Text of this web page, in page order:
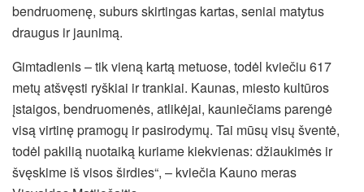
bendruomenę, suburs skirtingas kartas, seniai matytus
draugus ir jaunimą.
Gimtadienis – tik vieną kartą metuose, todėl kviečiu 617
metų atšvęsti ryškiai ir trankiai. Kaunas, miesto kultūros
įstaigos, bendruomenės, atlikėjai, kauniečiams parengė
visą virtinę pramogų ir pasirodymų. Tai mūsų visų šventė,
todėl pakilią nuotaiką kuriame kiekvienas: džiaukimės ir
švęskime iš visos širdies“, – kviečia Kauno meras